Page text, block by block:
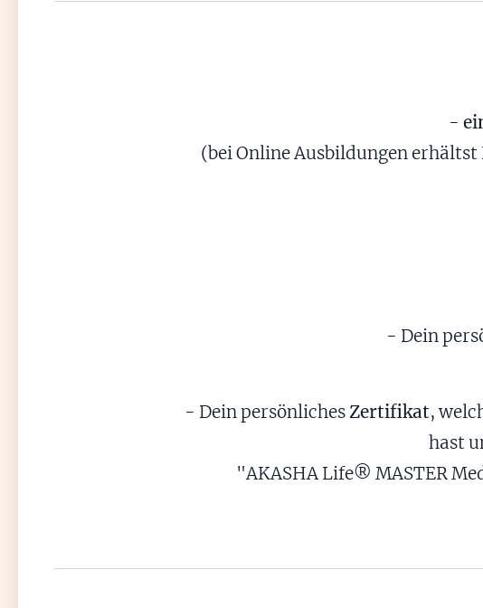
-
(bei Online Ausbildungen
- Dein
- Dein persönlichesZertifikat,
hast
"AKASHA Life® MASTER